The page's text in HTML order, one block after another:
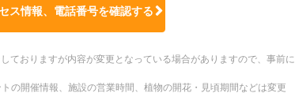
ス情報、電話番号を確認する
ておりますが内容が変更となっている場合がありますので、事前に
の開催情報、施設の営業時間、植物の開花・見頃期間などは変更